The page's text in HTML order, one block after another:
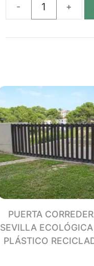
GRANADA
RECICLADO
cantidad
PUERTA
SEVILLA
PLÁSTICO